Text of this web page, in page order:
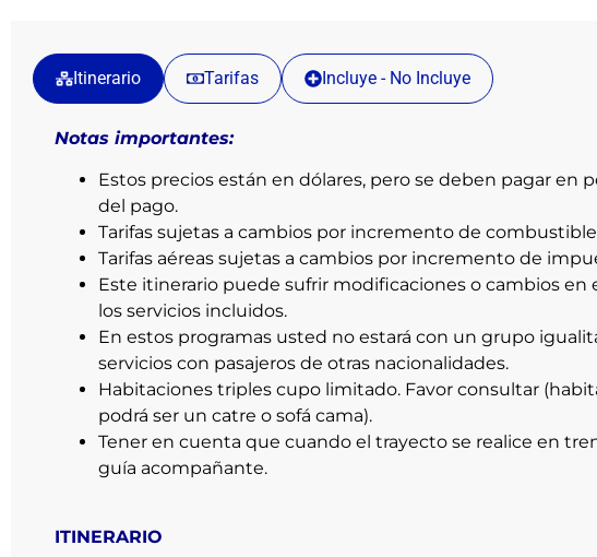
Itinerario Tarifas Incluye - No Incluye
Notas importantes:
Estos precios están en dólares, pero se deben pagar en
del pago.
Tarifas sujetas a cambios por incremento de
Tarifas aéreas sujetas a cambios por incremento de
Este itinerario puede sufrir modificaciones o cambios
los servicios incluidos.
En estos programas usted no estará con un grupo
servicios con pasajeros de otras nacionalidades.
Habitaciones triples cupo limitado. Favor consultar
podrá ser un catre o sofá cama).
Tener en cuenta que cuando el trayecto se realice en
guía acompañante.
ITINERARIO